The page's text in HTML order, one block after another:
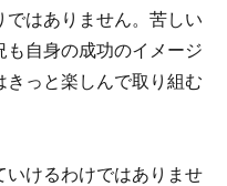
ではありません。苦しい
自身の成功のイメージ
きっと楽しんで取り組む
いけるわけではありませ